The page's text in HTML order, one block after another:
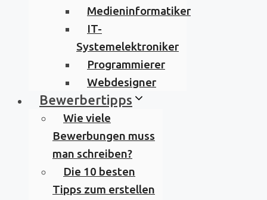
Medieninformatiker
IT-
Systemelektroniker
Programmierer
Webdesigner
Bewerbertipps
Wie viele
Bewerbungen muss
man schreiben?
Die 10 besten
Tipps zum erstellen